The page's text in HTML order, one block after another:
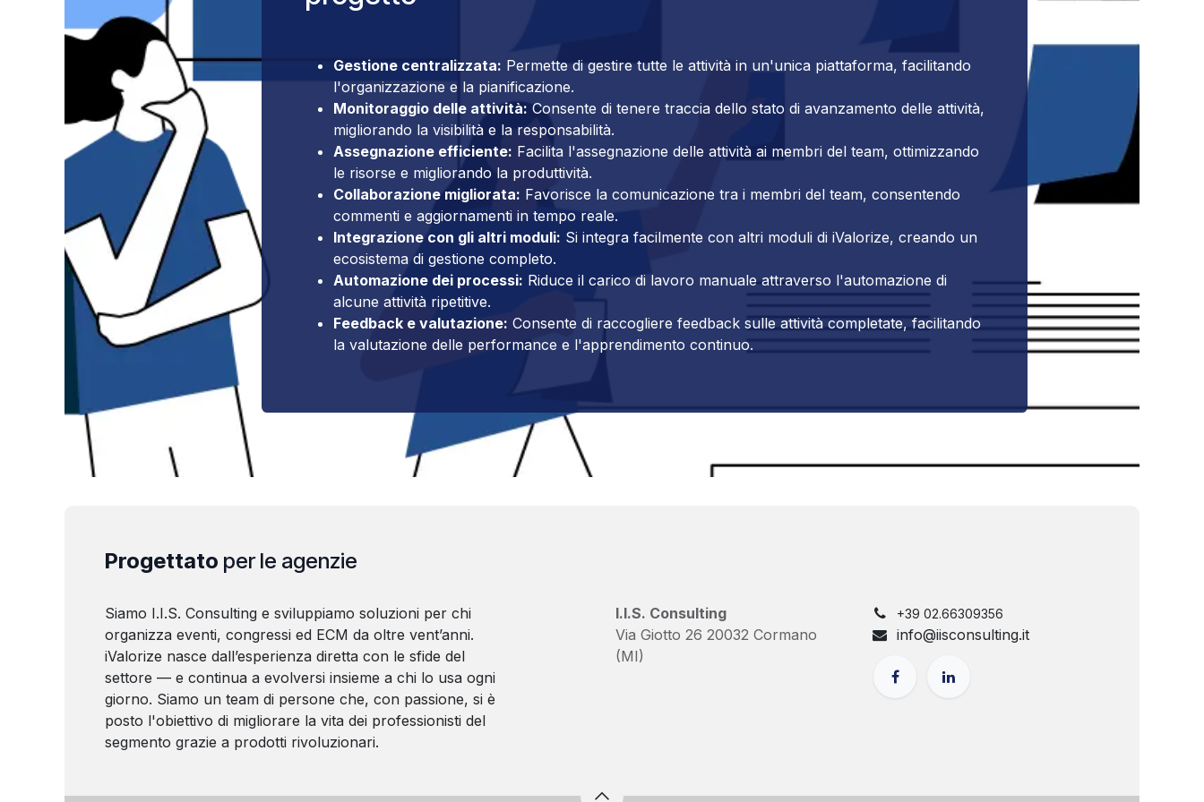
Gestione centralizzata: Permette di gestire tutte le attività in un'unica piattaforma, facilitando
l'organizzazione e la pianificazione.
Monitoraggio delle attività: Consente di tenere traccia dello stato di avanzamento delle attività,
migliorando la visibilità e la responsabilità.
Assegnazione efficiente: Facilita l'assegnazione delle attività ai membri del team, ottimizzando
le risorse e migliorando la produttività.
Collaborazione migliorata: Favorisce la comunicazione tra i membri del team, consentendo
commenti e aggiornamenti in tempo reale.
Integrazione con gli altri moduli: Si integra facilmente con altri moduli di iValorize, creando un
ecosistema di gestione completo.
Automazione dei processi: Riduce il carico di lavoro manuale attraverso l'automazione di
alcune attività ripetitive.
Feedback e valutazione: Consente di raccogliere feedback sulle attività completate, facilitando
la valutazione delle performance e l'apprendimento continuo.
Progettato per le agenzie
Siamo I.I.S. Consulting e sviluppiamo soluzioni per chi
organizza eventi, congressi ed ECM da oltre vent’anni.
iValorize nasce dall’esperienza diretta con le sfide del
settore — e continua a evolversi insieme a chi lo usa ogni
giorno. Siamo un team di persone che, con passione, si è
posto l'obiettivo di migliorare la vita dei professionisti del
segmento grazie a prodotti rivoluzionari.
I.I.S. Consulting
Via Giotto 26 20032 Cormano
(MI)
+39 02.66309356
info@iisconsulting.it